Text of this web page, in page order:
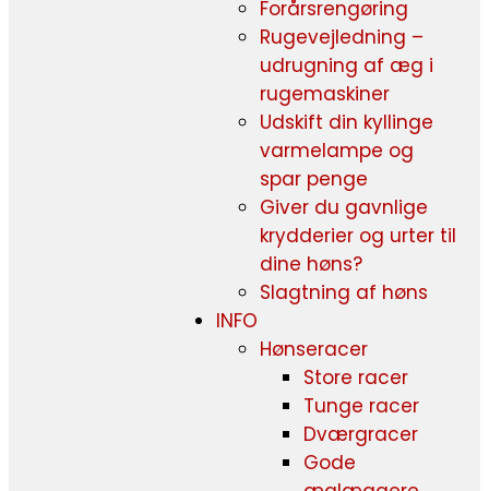
Forårsrengøring
Rugevejledning –
udrugning af æg i
rugemaskiner
Udskift din kyllinge
varmelampe og
spar penge
Giver du gavnlige
krydderier og urter til
dine høns?
Slagtning af høns
INFO
Hønseracer
Store racer
Tunge racer
Dværgracer
Gode